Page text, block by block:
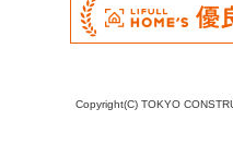
Copyright(C) TOKYO